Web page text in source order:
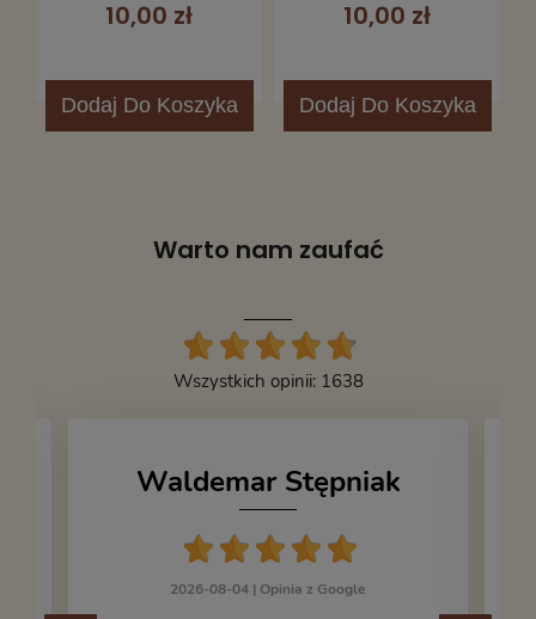
10,00 zł
Dodaj Do Koszyka
10,00 zł
Dodaj Do Koszyka
Warto nam zaufać
Wszystkich opinii: 1638
Waldemar Stępniak
2026-08-04 | Opinia z Google